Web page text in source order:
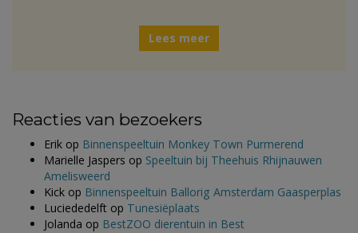
Lees meer
Reacties van bezoekers
Erik op Binnenspeeltuin Monkey Town Purmerend
Marielle Jaspers op Speeltuin bij Theehuis Rhijnauwen
Amelisweerd
Kick op Binnenspeeltuin Ballorig Amsterdam Gaasperplas
Luciededelft op Tunesiëplaats
Jolanda op BestZOO dierentuin in Best